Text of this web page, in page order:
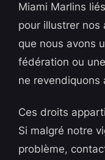
Miami Marlins
pour illustrer nos
que nous avons
fédération ou
ne revendiquons
Ces droits
Si malgré notre
problème,